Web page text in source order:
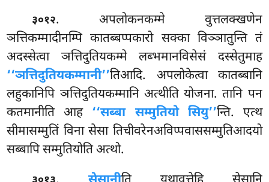
३०१२. अपलोकनकम्मे वुत्तलक्खणेन
ञत्तिकम्मादीनम्पि कातब्बप्पकारो सक्का विञ्ञातुन्ति तं
अदस्सेत्वा ञत्तिदुतियकम्मे लब्भमानविसेसं दस्सेतुमाह
‘‘ञत्तिदुतियकम्मानी’’तिआदि. अपलोकेत्वा कातब्बानि
लहुकानिपि ञत्तिदुतियकम्मानि अत्थीति योजना. तानि पन
कतमानीति आह ‘‘सब्बा सम्मुतियो सियु’’न्ति. एत्थ
सीमासम्मुतिं विना सेसा तिचीवरेनअविप्पवाससम्मुतिआदयो
सब्बापि सम्मुतियोति अत्थो.